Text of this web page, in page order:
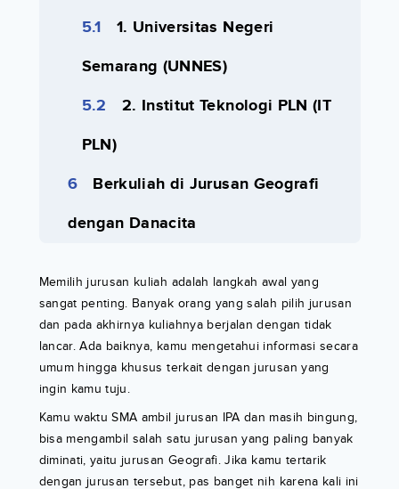
1. Universitas Negeri
Semarang (UNNES)
2. Institut Teknologi PLN (IT
PLN)
Berkuliah di Jurusan Geografi
dengan Danacita
Memilih jurusan kuliah adalah langkah awal yang
sangat penting. Banyak orang yang salah pilih jurusan
dan pada akhirnya kuliahnya berjalan dengan tidak
lancar. Ada baiknya, kamu mengetahui informasi secara
umum hingga khusus terkait dengan jurusan yang
ingin kamu tuju.
Kamu waktu SMA ambil jurusan IPA dan masih bingung,
bisa mengambil salah satu jurusan yang paling banyak
diminati, yaitu jurusan Geografi. Jika kamu tertarik
dengan jurusan tersebut, pas banget nih karena kali ini